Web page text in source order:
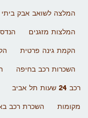
המלצה לשואב אבק ביתי
המלצות מזגנים
הקמת גינה פרטית
השכרות רכב בחיפה
רכב 24 שעות תל אביב
מקומות
השכרת רכב